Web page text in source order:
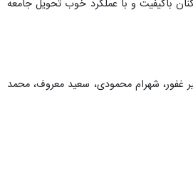
باکیفیت و با عملکرد خوب تحویل جامعه
غفور، شهرام محمودی، سعید معروف، محمد